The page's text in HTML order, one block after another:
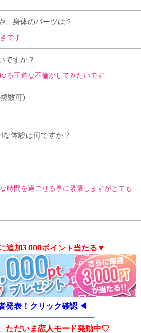
、身体のパーツは？
です
ですか？
る王道な不倫がしてみたいです
数可)
体験は何ですか？
時間を過ごせる事に緊張しますがとても
追加3,000ポイント当たる▼
発表！クリック確認◀
ただいま恋人モード発動中♡